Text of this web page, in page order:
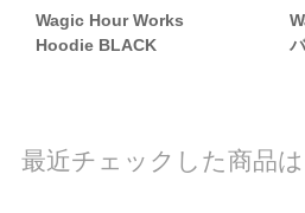
Wagic Hour Works
Hoodie BLACK
最近チェックした商品